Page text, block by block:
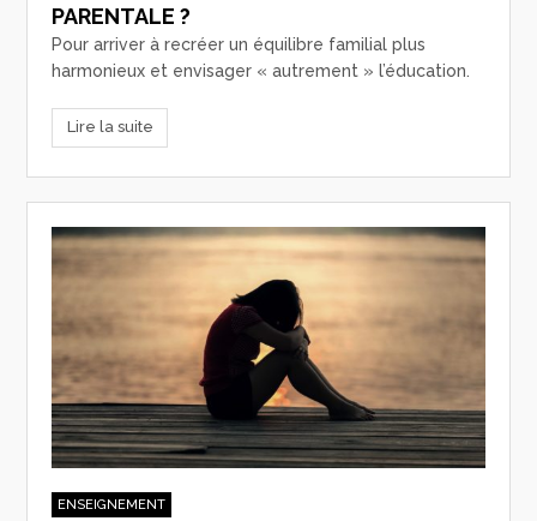
PARENTALE ?
Pour arriver à recréer un équilibre familial plus
harmonieux et envisager « autrement » l’éducation.
Lire la suite
ENSEIGNEMENT